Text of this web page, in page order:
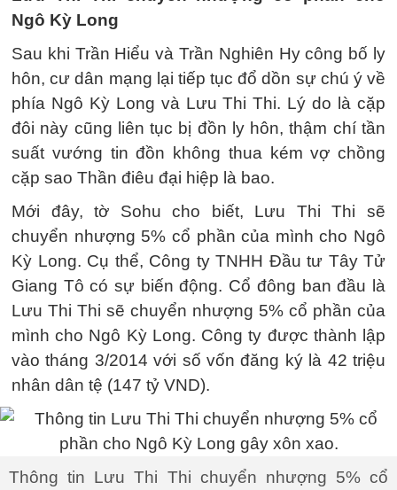
Ngô Kỳ Long
Sau khi Trần Hiểu và Trần Nghiên Hy công bố ly
hôn, cư dân mạng lại tiếp tục đổ dồn sự chú ý về
phía Ngô Kỳ Long và Lưu Thi Thi. Lý do là cặp
đôi này cũng liên tục bị đồn ly hôn, thậm chí tần
suất vướng tin đồn không thua kém vợ chồng
cặp sao Thần điêu đại hiệp là bao.
Mới đây, tờ Sohu cho biết, Lưu Thi Thi sẽ
chuyển nhượng 5% cổ phần của mình cho Ngô
Kỳ Long. Cụ thể, Công ty TNHH Đầu tư Tây Tử
Giang Tô có sự biến động. Cổ đông ban đầu là
Lưu Thi Thi sẽ chuyển nhượng 5% cổ phần của
mình cho Ngô Kỳ Long. Công ty được thành lập
vào tháng 3/2014 với số vốn đăng ký là 42 triệu
nhân dân tệ (147 tỷ VND).
Thông tin Lưu Thi Thi chuyển nhượng 5% cổ